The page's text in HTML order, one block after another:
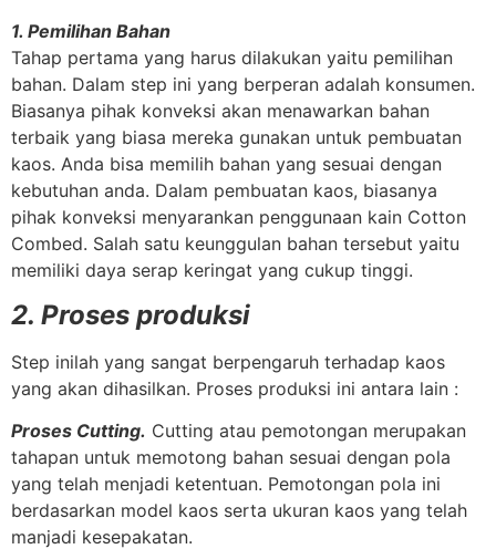
1. Pemilihan Bahan
Tahap pertama yang harus dilakukan yaitu pemilihan
bahan. Dalam step ini yang berperan adalah konsumen.
Biasanya pihak konveksi akan menawarkan bahan
terbaik yang biasa mereka gunakan untuk pembuatan
kaos. Anda bisa memilih bahan yang sesuai dengan
kebutuhan anda. Dalam pembuatan kaos, biasanya
pihak konveksi menyarankan penggunaan kain Cotton
Combed. Salah satu keunggulan bahan tersebut yaitu
memiliki daya serap keringat yang cukup tinggi.
2. Proses produksi
Step inilah yang sangat berpengaruh terhadap kaos
yang akan dihasilkan. Proses produksi ini antara lain :
Proses Cutting. Cutting atau pemotongan merupakan
tahapan untuk memotong bahan sesuai dengan pola
yang telah menjadi ketentuan. Pemotongan pola ini
berdasarkan model kaos serta ukuran kaos yang telah
manjadi kesepakatan.